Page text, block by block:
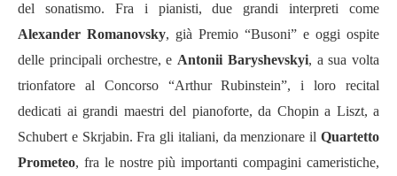
del sonatismo. Fra i pianisti, due grandi interpreti come
Alexander Romanovsky, già Premio “Busoni” e oggi ospite
delle principali orchestre, e Antonii Baryshevskyi, a sua volta
trionfatore al Concorso “Arthur Rubinstein”, i loro recital
dedicati ai grandi maestri del pianoforte, da Chopin a Liszt, a
Schubert e Skrjabin. Fra gli italiani, da menzionare il Quartetto
Prometeo, fra le nostre più importanti compagini cameristiche,